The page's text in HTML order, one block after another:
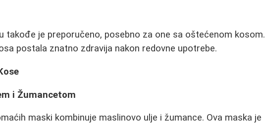
takođe je preporučeno, posebno za one sa oštećenom kosom.
postala znatno zdravija nakon redovne upotrebe.
i Žumancetom
maski kombinuje maslinovo ulje i žumance. Ova maska je